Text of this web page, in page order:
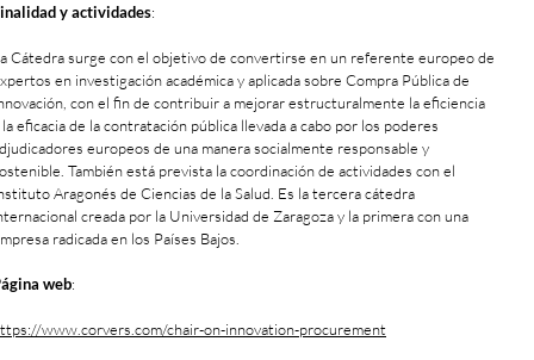
y actividades:
Cátedra surge con el objetivo de convertirse en un referente europeo de
en investigación académica y aplicada sobre Compra Pública de
con el fin de contribuir a mejorar estructuralmente la eficiencia
la eficacia de la contratación pública llevada a cabo por los poderes
europeos de una manera socialmente responsable y
También está prevista la coordinación de actividades con el
Aragonés de Ciencias de la Salud. Es la tercera cátedra
creada por la Universidad de Zaragoza y la primera con una
radicada en los Países Bajos.
web:
www.corvers.com/chair-on-innovation-procurement